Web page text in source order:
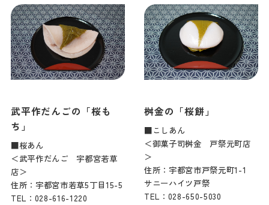
武平作だんごの「桜も
ち」
■桜あん
＜武平作だんご 宇都宮若草
店＞
住所：宇都宮市若草5丁目15-5
TEL：028-616-1220
桝金の「桜餅」
■こしあん
＜御菓子司桝金 戸祭元町店
＞
住所：宇都宮市戸祭元町1-1
サニーハイツ戸祭
TEL：028-650-5030